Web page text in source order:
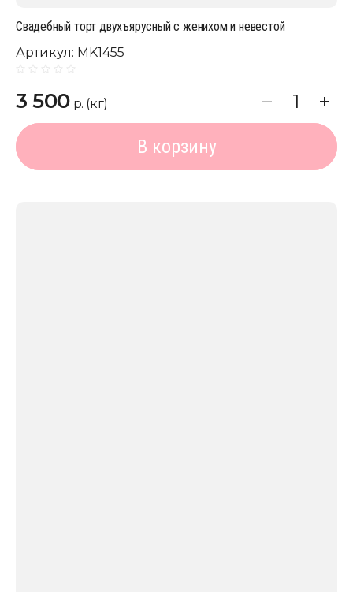
Свадебный торт двухъярусный с женихом и невестой
Артикул: MK1455
3 500 р. (кг)
В корзину